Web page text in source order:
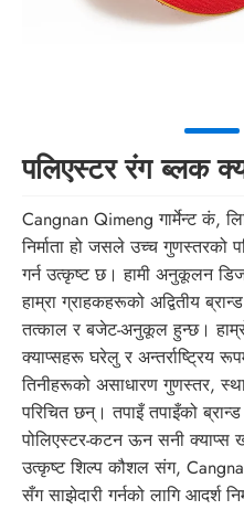
पलिएस्टर रंग ब्लक
Cangnan Qimeng गार्मेन्ट कं,
निर्माता हो जसले उच्च गुणस्तरको
गर्न उत्कृष्ट छ। हामी अनुकूलन
हाम्रा ग्राहकहरूको अद्वितीय
तत्काल र बजेट-अनुकूल हुन्छ।
क्याप्सहरू घरेलु र अन्तर्राष्ट्रिय
तिनीहरूको असाधारण गुणस्तर,
परिचित छन्। तपाइँ तपाइँको
पोलिएस्टर-कटन ऊन सनी क्याप्स
उत्कृष्ट शिल्प कौशल संग,
सँग साझेदारी गर्नको लागि आदर्श